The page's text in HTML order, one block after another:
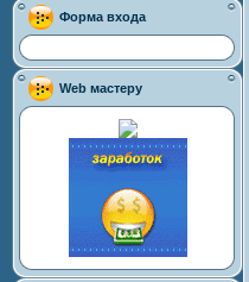
Форма входа
Web мастеру